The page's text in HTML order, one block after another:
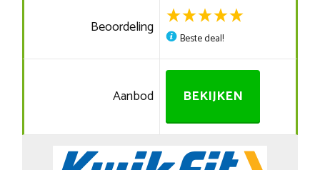
Beoordeling
Beste deal!
Aanbod BEKIJKEN